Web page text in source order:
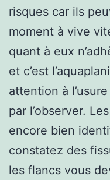
risques car ils
moment à vive
quant à eux
et c’est
attention à
par l’observer.
encore bien
constatez des
les flancs vous